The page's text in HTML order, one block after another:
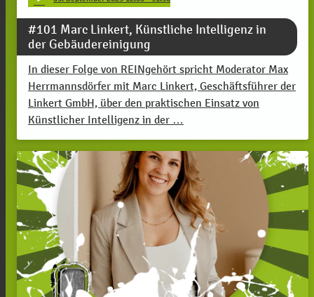
#101 Marc Linkert, Künstliche Intelligenz in
der Gebäudereinigung
In dieser Folge von REINgehört spricht Moderator Max
Herrmannsdörfer mit Marc Linkert, Geschäftsführer der
Linkert GmbH, über den praktischen Einsatz von
Künstlicher Intelligenz in der …